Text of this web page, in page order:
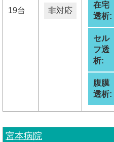
19台 非対応
在宅
透析:
セル
フ透
析:
腹膜
透析:
宮本病院